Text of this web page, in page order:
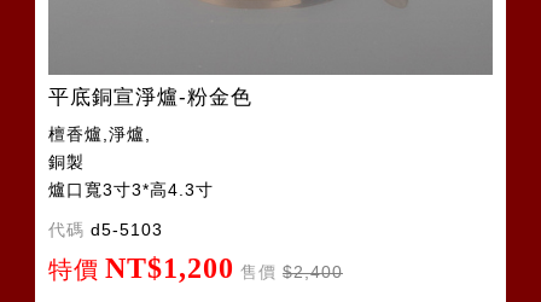
平底銅宣淨爐-粉金色
檀香爐,淨爐,
銅製
爐口寬3寸3*高4.3寸
代碼 d5-5103
特價 NT$1,200 售價 $2,400